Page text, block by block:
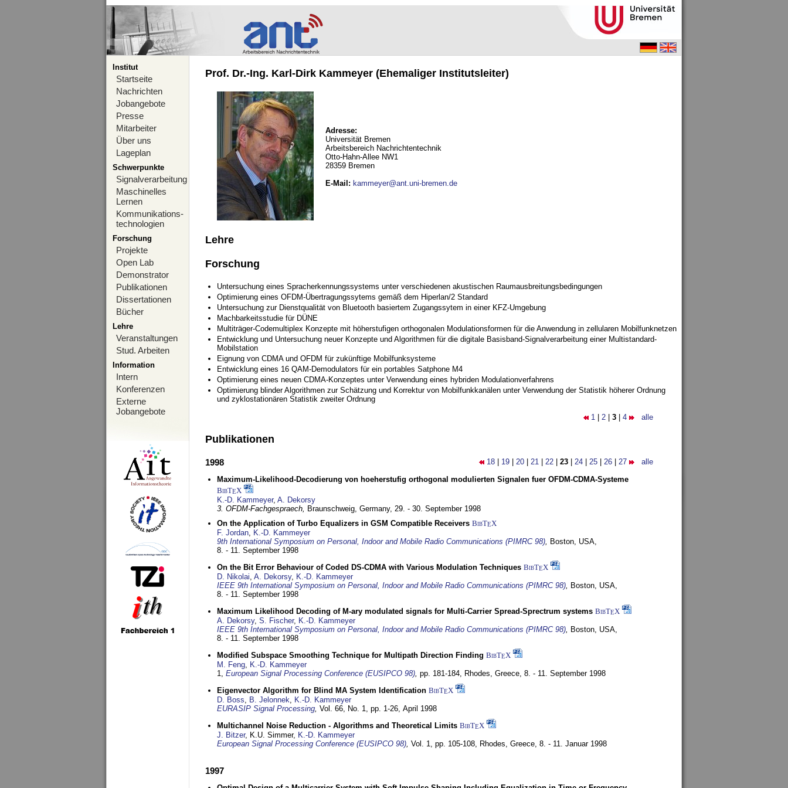
Institut
Startseite
Nachrichten
Jobangebote
Presse
Mitarbeiter
Über uns
Lageplan
Schwerpunkte
Signalverarbeitung
Maschinelles
Lernen
Kommunikations-
technologien
Forschung
Projekte
Open Lab
Demonstrator
Publikationen
Dissertationen
Bücher
Lehre
Veranstaltungen
Stud. Arbeiten
Information
Intern
Konferenzen
Externe
Jobangebote
Prof. Dr.-Ing. Karl-Dirk Kammeyer (Ehemaliger Institutsleiter)
Adresse:
Universität Bremen
Arbeitsbereich Nachrichtentechnik
Otto-Hahn-Allee NW1
28359 Bremen
E-Mail : kammeyer@ant.uni-bremen.de
Lehre
Forschung
Untersuchung eines Spracherkennungssystems unter verschiedenen akustischen Raumausbreitungsbedingungen
Optimierung eines OFDM-Übertragungssytems gemäß dem Hiperlan/2 Standard
Untersuchung zur Dienstqualität von Bluetooth basiertem Zugangssytem in einer KFZ-Umgebung
Machbarkeitsstudie für DÜNE
Multiträger-Codemultiplex Konzepte mit höherstufigen orthogonalen Modulationsformen für die Anwendung in zellularen Mobilfunknetzen
Entwicklung und Untersuchung neuer Konzepte und Algorithmen für die digitale Basisband-Signalverarbeitung einer Multistandard-
Mobilstation
Eignung von CDMA und OFDM für zukünftige Mobilfunksysteme
Entwicklung eines 16 QAM-Demodulators für ein portables Satphone M4
Optimierung eines neuen CDMA-Konzeptes unter Verwendung eines hybriden Modulationverfahrens
Optimierung blinder Algorithmen zur Schätzung und Korrektur von Mobilfunkkanälen unter Verwendung der Statistik höherer Ordnung
und zyklostationären Statistik zweiter Ordnung
1 2 3 4 alle
Publikationen
18 19 20 21 22 23 24 25 26 27 alle
1998
Maximum-Likelihood-Decodierung von hoeherstufig orthogonal modulierten Signalen fuer OFDM-CDMA-Systeme
BibTEX
K.-D. Kammeyer, A. Dekorsy
3. OFDM-Fachgespraech, Braunschweig, Germany, 29. - 30. September 1998
On the Application of Turbo Equalizers in GSM Compatible Receivers BibTEX
F. Jordan, K.-D. Kammeyer
9th International Symposium on Personal, Indoor and Mobile Radio Communications (PIMRC 98), Boston, USA,
8. - 11. September 1998
On the Bit Error Behaviour of Coded DS-CDMA with Various Modulation Techniques BibTEX
D. Nikolai, A. Dekorsy, K.-D. Kammeyer
IEEE 9th International Symposium on Personal, Indoor and Mobile Radio Communications (PIMRC 98), Boston, USA,
8. - 11. September 1998
Maximum Likelihood Decoding of M-ary modulated signals for Multi-Carrier Spread-Sprectrum systems BibTEX
A. Dekorsy, S. Fischer, K.-D. Kammeyer
IEEE 9th International Symposium on Personal, Indoor and Mobile Radio Communications (PIMRC 98), Boston, USA,
8. - 11. September 1998
Modified Subspace Smoothing Technique for Multipath Direction Finding BibTEX
M. Feng, K.-D. Kammeyer
1, European Signal Processing Conference (EUSIPCO 98), pp. 181-184, Rhodes, Greece, 8. - 11. September 1998
Eigenvector Algorithm for Blind MA System Identification BibTEX
D. Boss, B. Jelonnek, K.-D. Kammeyer
EURASIP Signal Processing, Vol. 66, No. 1, pp. 1-26, April 1998
Multichannel Noise Reduction - Algorithms and Theoretical Limits BibTEX
J. Bitzer, K.U. Simmer, K.-D. Kammeyer
European Signal Processing Conference (EUSIPCO 98), Vol. 1, pp. 105-108, Rhodes, Greece, 8. - 11. Januar 1998
1997